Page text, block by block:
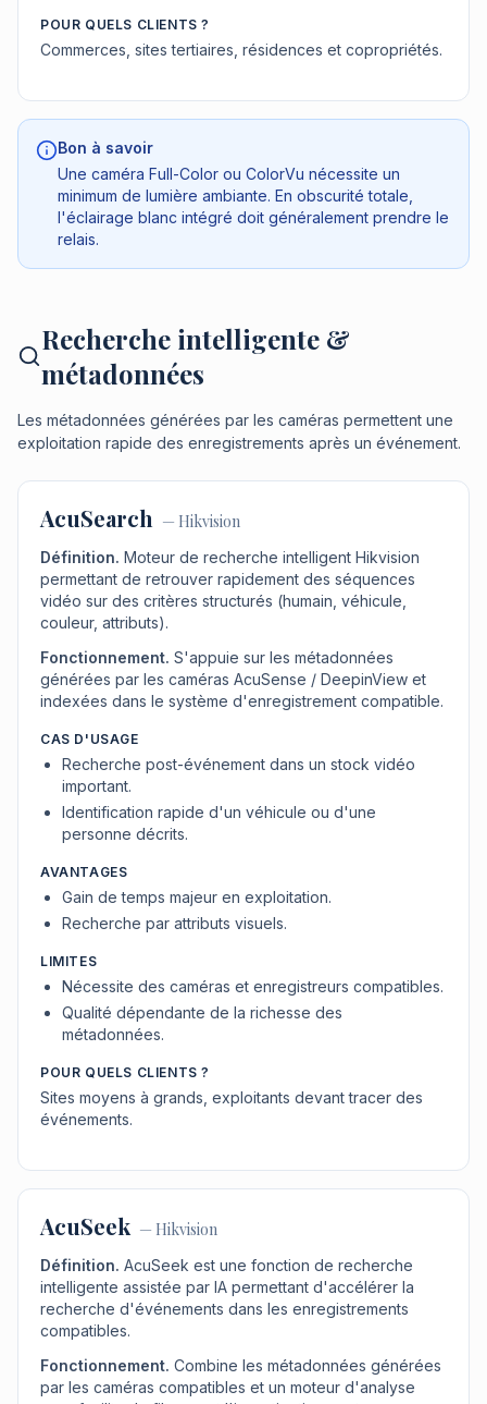
POUR QUELS CLIENTS ?
Commerces, sites tertiaires, résidences et copropriétés.
Bon à savoir
Une caméra Full-Color ou ColorVu nécessite un
minimum de lumière ambiante. En obscurité totale,
l'éclairage blanc intégré doit généralement prendre le
relais.
Recherche intelligente &
métadonnées
Les métadonnées générées par les caméras permettent une
exploitation rapide des enregistrements après un événement.
AcuSearch — Hikvision
Définition. Moteur de recherche intelligent Hikvision
permettant de retrouver rapidement des séquences
vidéo sur des critères structurés (humain, véhicule,
couleur, attributs).
Fonctionnement. S'appuie sur les métadonnées
générées par les caméras AcuSense / DeepinView et
indexées dans le système d'enregistrement compatible.
CAS D'USAGE
Recherche post-événement dans un stock vidéo
important.
Identification rapide d'un véhicule ou d'une
personne décrits.
AVANTAGES
Gain de temps majeur en exploitation.
Recherche par attributs visuels.
LIMITES
Nécessite des caméras et enregistreurs compatibles.
Qualité dépendante de la richesse des
métadonnées.
POUR QUELS CLIENTS ?
Sites moyens à grands, exploitants devant tracer des
événements.
AcuSeek — Hikvision
Définition. AcuSeek est une fonction de recherche
intelligente assistée par IA permettant d'accélérer la
recherche d'événements dans les enregistrements
compatibles.
Fonctionnement. Combine les métadonnées générées
par les caméras compatibles et un moteur d'analyse